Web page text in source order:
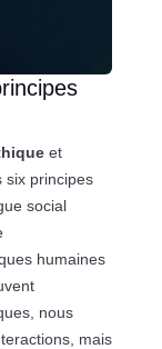
et
six principes
social
humaines
nous
mais